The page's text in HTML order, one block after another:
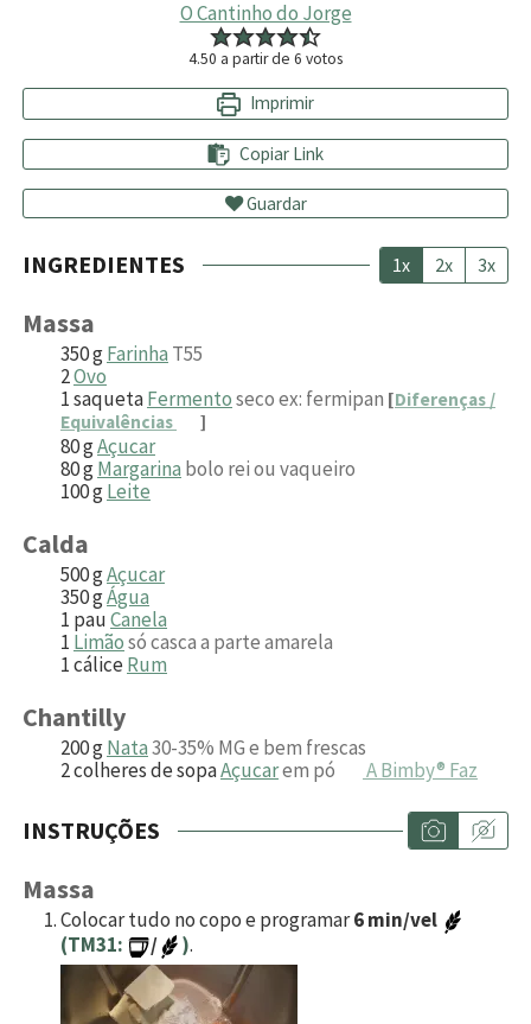
O Cantinho do Jorge
4.50 a partir de 6 votos
Imprimir
Copiar Link
Guardar
INGREDIENTES 1x 2x 3x
Massa
350gFarinha T55
2Ovo
1saquetaFermentoseco ex: fermipan [Diferenças /
Equivalências
]
80gAçucar
80gMargarina bolo rei ou vaqueiro
100gLeite
Calda
500gAçucar
350gÁgua
1 pauCanela
1 Limãosó casca a parte amarela
1cáliceRum
Chantilly
200gNata30-35% MG e bem frescas
2colheres de sopaAçucarem pó A Bimby® Faz
INSTRUÇÕES
Massa
Colocar tudo no copo e programar6 min/vel
(TM31:
/ ).